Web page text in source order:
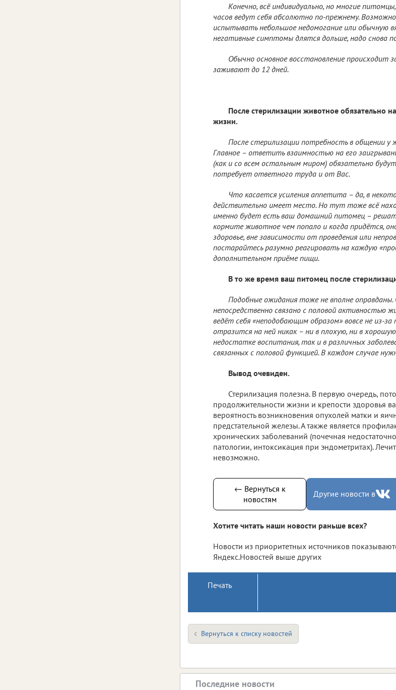
Конечно, всё индивидуально, но многие
часов ведут себя абсолютно по-прежнему.
испытывать небольшое недомогание или обычную
негативные симптомы длятся дольше, надо снова
Обычно основное восстановление происходит
заживают до 12 дней.
После стерилизации животное обязательно
жизни.
После стерилизации потребность в общении
Главное – ответить взаимностью на его
(как и со всем остальным миром) обязательно
потребует ответного труда и от Вас.
Что касается усиления аппетита – да, в
действительно имеет место. Но тут тоже всё
именно будет есть ваш домашний питомец –
кормите животное чем попало и когда придётся,
здоровье, вне зависимости от проведения или
постарайтесь разумно реагировать на каждую
дополнительном приёме пищи.
В то же время ваш питомец после
Подобные ожидания тоже не вполне оправданы.
непосредственно связано с половой активностью
ведёт себя «неподобающим образом» вовсе не из-за
отразится на ней никак – ни в плохую, ни в
недостатке воспитания, так и в различных
связанных с половой функцией. В каждом случае
Вывод очевиден.
Стерилизация полезна. В первую очередь,
продолжительности жизни и крепости здоровья
вероятность возникновения опухолей матки и
предстательной железы. А также является
хронических заболеваний (почечная
патологии, интоксикация при эндометритах).
невозможно.
← Вернуться к
новостям
Другие новости в
Хотите читать наши новости раньше всех?
Новости из приоритетных источников
Яндекс.Новостей выше других
Печать
Вернуться к списку новостей
Последние новости